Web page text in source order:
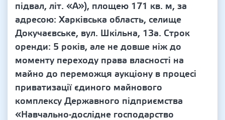
підвал, літ. «А»), площею 171 кв. м, за
адресою: Харківська область, селище
Докучаєвське, вул. Шкільна, 13а. Строк
оренди: 5 років, але не довше ніж до
моменту переходу права власності на
майно до переможця аукціону в процесі
приватизації єдиного майнового
комплексу Державного підприємства
«Навчально-дослідне господарство